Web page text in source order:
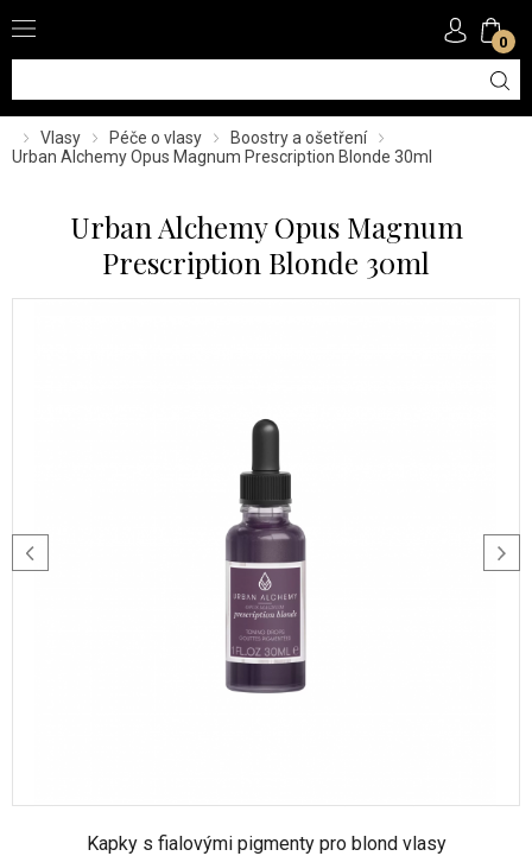
0
Vlasy Péče o vlasy
Boostry a ošetření
Urban Alchemy Opus Magnum Prescription Blonde 30ml
Urban Alchemy Opus Magnum
Prescription Blonde 30ml
Kapky s fialovými pigmenty pro blond vlasy